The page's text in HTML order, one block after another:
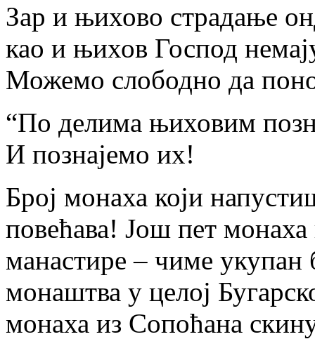
Зар и њихово страдање
као и њихов Господ
Можемо слободно да
“По делима њиховим
И познајемо их!
Број монаха који
повећава! Још пет
манастире – чиме укупан
монаштва у целој
монаха из Сопоћана